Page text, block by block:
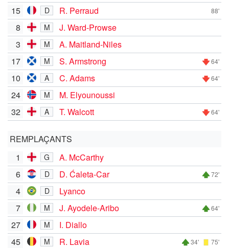
15
D R. Perraud 88'
8 M
J. Ward-Prowse
3
M
A. Maitland-Niles
17
M S. Armstrong 64'
10 A C. Adams 64'
24 M
M. Elyounoussi
32
A T. Walcott 64'
REMPLAÇANTS
1
G
A. McCarthy
6
D D. Ćaleta-Car 72'
4 D
Lyanco
7
M J. Ayodele-Aribo 64'
27 M
I. Diallo
45
M R. Lavia 34' 75'